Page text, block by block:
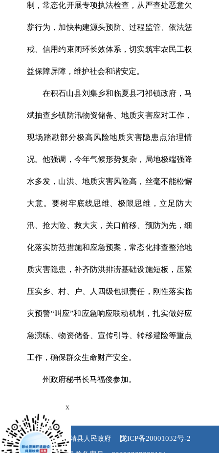
制，常态化开展专项执法检查，从严查处恶意欠
薪行为，加快构建源头预防、过程监管、依法惩
戒、信用约束闭环长效体系，切实筑牢农民工权
益保障屏障，维护社会和谐安定。
在积石山县刘集乡和临夏县刁祁镇政府，马
斌抽查乡镇防汛物资储备、地质灾害应对工作，
现场踏勘部分极高风险地质灾害隐患点治理情
况。他强调，今年气候形势复杂，局地极端强降
水多发，山洪、地质灾害风险高，丝毫不能松懈
大意。要树牢底线思维、极限思维，立足防大
汛、抢大险、救大灾，关口前移、预防为先，细
化落实防范措施和应急预案，常态化排查整治地
质灾害隐患，补齐防洪排涝基础设施短板，压紧
压实乡、村、户、人四级包抓责任，刚性落实临
灾预警“叫应”和应急响应联动机制，扎实做好应
急演练、物资储备、宣传引导、转移避险等重点
工作，确保群众生命财产安全。
州政府秘书长马福俊参加。
版权所有 永靖县人民政府 陇ICP备20001032号-2
x